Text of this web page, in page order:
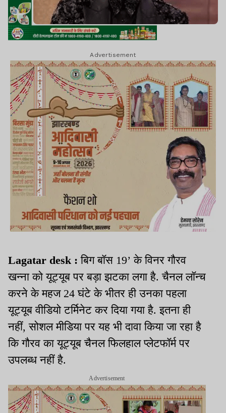
Advertisement
Lagatar desk : बिग बॉस 19’ के विनर गौरव
खन्ना को यूट्यूब पर बड़ा झटका लगा है. चैनल लॉन्च
करने के महज 24 घंटे के भीतर ही उनका पहला
यूट्यूब वीडियो टर्मिनेट कर दिया गया है. इतना ही
नहीं, सोशल मीडिया पर यह भी दावा किया जा रहा है
कि गौरव का यूट्यूब चैनल फिलहाल प्लेटफॉर्म पर
उपलब्ध नहीं है.
Advertisement